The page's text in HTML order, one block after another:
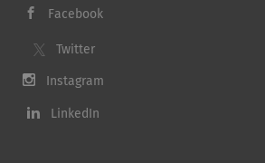
Facebook
Twitter
Instagram
LinkedIn